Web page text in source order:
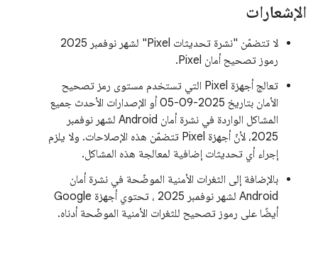
الإشعارات
لا تتضمّن "نشرة تحديثات Pixel" لشهر نوفمبر 2025
رموز تصحيح أمان Pixel.
تعالج أجهزة Pixel التي تستخدم مستوى رمز تصحيح
الأمان بتاريخ 2025-09-05 أو الإصدارات الأحدث جميع
المشاكل الواردة في نشرة أمان Android لشهر نوفمبر
2025، لأنّ أجهزة Pixel تتضمّن هذه الإصلاحات. ولا يلزم
إجراء أي تحديثات إضافية لمعالجة هذه المشاكل.
بالإضافة إلى الثغرات الأمنية الموضّحة في نشرة أمان
Android لشهر نوفمبر 2025 ، تحتوي أجهزة Google
أيضًا على رموز تصحيح للثغرات الأمنية الموضّحة أدناه.